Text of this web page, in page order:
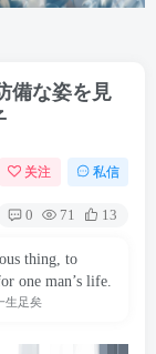
備な姿を見
关注 私信
0 71 13
thing, to
one man’s life.
生足矣